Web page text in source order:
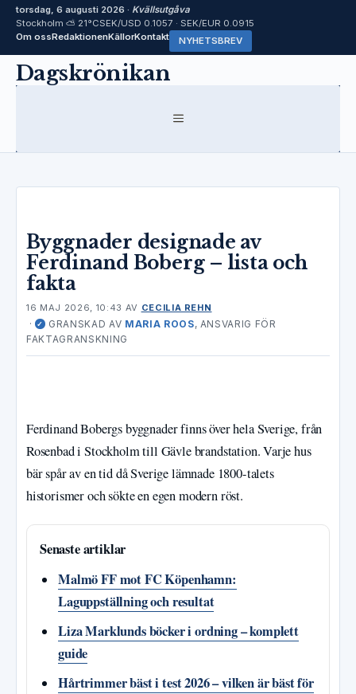
torsdag, 6 augusti 2026 · Kvällsutgåva
Stockholm ⛅ 21°CSEK/USD 0.1057 · SEK/EUR 0.0915
Om ossRedaktionenKällorKontakt NYHETSBREV
HoppaDagskrönikan
MENY
Byggnader designade av
Ferdinand Boberg – lista och
fakta
16 MAJ 2026, 10:43 AV CECILIA REHN
· ✓ GRANSKAD AV MARIA ROOS, ANSVARIG FÖR
FAKTAGRANSKNING
Ferdinand Bobergs byggnader finns över hela Sverige, från
Rosenbad i Stockholm till Gävle brandstation. Varje hus
bär spår av en tid då Sverige lämnade 1800-talets
historismer och sökte en egen modern röst.
Senaste artiklar
Malmö FF mot FC Köpenhamn:
Laguppställning och resultat
Liza Marklunds böcker i ordning – komplett
guide
Hårtrimmer bäst i test 2026 – vilken är bäst för